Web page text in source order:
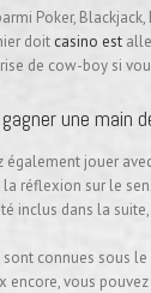
Poker,
doit casino est
de cow-boy si
une main
également jouer
réflexion sur le
inclus dans la
sont connues sous
encore, vous